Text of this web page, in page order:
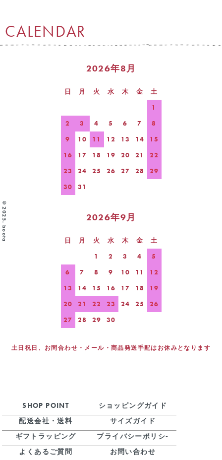
CALENDAR
2026年8月
日 月 火 水 木 金
土
1
2
3 4 5 6 7
8
9
10 11 12 13 14
15
16
17 18 19 20 21
22
23
24 25 26 27 28
29
30
31
2026年9月
日 月 火 水 木 金
土
1
2 3 4
5
6
7 8 9 10 11
12
13
14 15 16 17 18
19
20
21 22 23 24 25
26
27
28 29 30
土日祝日、お問合わせ・メール・商品発送手配はお休みとなります
SHOP POINT
ショッピングガイド
配送会社・送料
サイズガイド
ギフトラッピング
プライバシーポリシ-
よくあるご質問
お問い合わせ
©2025. boota